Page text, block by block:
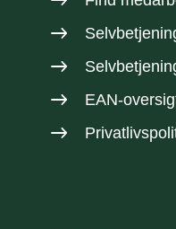
EAN-